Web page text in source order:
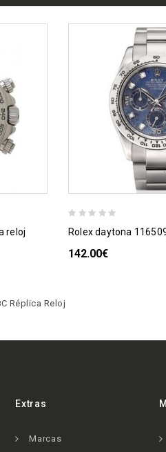
reloj rolex daytona
142.00€
Réplica Reloj
Extras
Marcas